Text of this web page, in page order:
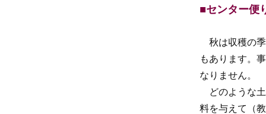
■センター便
秋は収穫の季
もあります。
なりません。
どのような土
料を与えて（